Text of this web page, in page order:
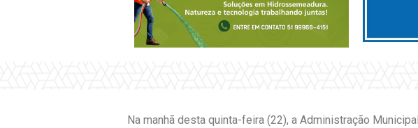
Na manhã desta quinta-feira (22), a Administração